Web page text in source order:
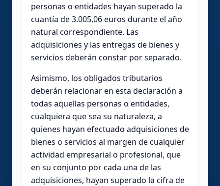
personas o entidades hayan superado la
cuantía de 3.005,06 euros durante el año
natural correspondiente. Las
adquisiciones y las entregas de bienes y
servicios deberán constar por separado.
Asimismo, los obligados tributarios
deberán relacionar en esta declaración a
todas aquellas personas o entidades,
cualquiera que sea su naturaleza, a
quienes hayan efectuado adquisiciones de
bienes o servicios al margen de cualquier
actividad empresarial o profesional, que
en su conjunto por cada una de las
adquisiciones, hayan superado la cifra de